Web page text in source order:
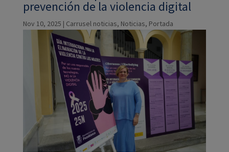
prevención de la violencia digital
Nov 10, 2025 | Carrusel noticias, Noticias, Portada